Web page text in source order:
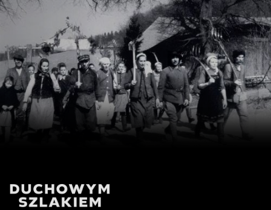
Duchowym szlakiem